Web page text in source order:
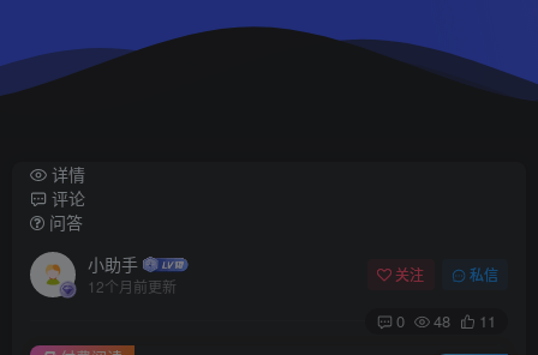
详情
评论
问答
小助手
12个月前更新
关注 私信
0 48
11